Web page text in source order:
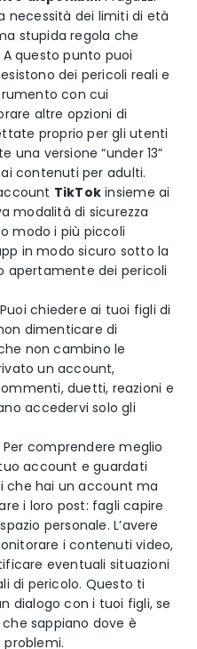
necessità dei limiti di età
stupida regola che
questo punto puoi
dei pericoli reali e
con cui
altre opzioni di
proprio per gli utenti
una versione “under 13”
contenuti per adulti.
TikTok insieme ai
modalità di sicurezza
modo i più piccoli
in modo sicuro sotto la
apertamente dei pericoli
chiedere ai tuoi figli di
dimenticare di
non cambino le
un account,
duetti, reazioni e
accedervi solo gli
Per comprendere meglio
account e guardati
che hai un account ma
i loro post: fagli capire
personale. L’avere
i contenuti video,
eventuali situazioni
di pericolo. Questo ti
dialogo con i tuoi figli, se
sappiano dove è